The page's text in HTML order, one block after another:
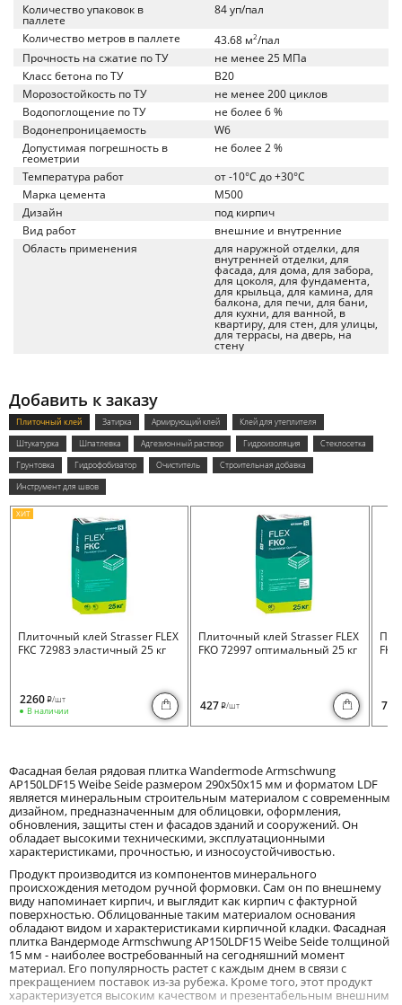
Количество упаковок в
паллете
84 уп/пал
Количество метров в паллете 43.68 м2/пал
Прочность на сжатие по ТУ
не менее 25 МПа
Класс бетона по ТУ
B20
Морозостойкость по ТУ
не менее 200 циклов
Водопоглощение по ТУ
не более 6 %
Водонепроницаемость
W6
Допустимая погрешность в
геометрии
не более 2 %
Температура работ
от -10°C до +30°C
Марка цемента
M500
Дизайн
под кирпич
Вид работ
внешние и внутренние
Область применения
для наружной отделки, для
внутренней отделки, для
фасада, для дома, для забора,
для цоколя, для фундамента,
для крыльца, для камина, для
балкона, для печи, для бани,
для кухни, для ванной, в
квартиру, для стен, для улицы,
для террасы, на дверь, на
стену
Добавить к заказу
Плиточный клей Затирка Армирующий клей
Клей для утеплителя
Штукатурка
Шпатлевка Адгезионный раствор Гидроизоляция
Стеклосетка
Грунтовка
Гидрофобизатор Очиститель
Строительная добавка
Инструмент для швов
ХИТ
Плиточный клей Strasser FLEX
FKC 72983 эластичный 25 кг
2260 i/шт
В наличии
Плиточный клей Strasser FLEX
FKO 72997 оптимальный 25 кг
427 i/шт 730
Фасадная белая рядовая плитка Wandermode Armschwung
AP150LDF15 Weibe Seide размером 290x50x15 мм и форматом LDF
является минеральным строительным материалом с современным
дизайном, предназначенным для облицовки, оформления,
обновления, защиты стен и фасадов зданий и сооружений. Он
обладает высокими техническими, эксплуатационными
характеристиками, прочностью, и износоустойчивостью.
Продукт производится из компонентов минерального
происхождения методом ручной формовки. Сам он по внешнему
виду напоминает кирпич, и выглядит как кирпич с фактурной
поверхностью. Облицованные таким материалом основания
обладают видом и характеристиками кирпичной кладки. Фасадная
плитка Вандермоде Armschwung AP150LDF15 Weibe Seide толщиной
15 мм - наиболее востребованный на сегодняшний момент
материал. Его популярность растет с каждым днем в связи с
прекращением поставок из-за рубежа. Кроме того, этот продукт
характеризуется высоким качеством и презентабельным внешним